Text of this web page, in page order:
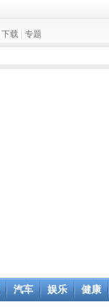
下载 专题
汽车 娱乐 健康